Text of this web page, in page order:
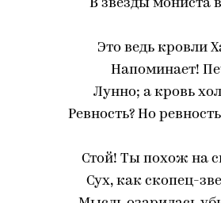
В звезды мониста
Это ведь кровли
Напоминает!
Лунно; а кровь
Ревность? Но
Стой! Ты похож на
Сух, как скопец-